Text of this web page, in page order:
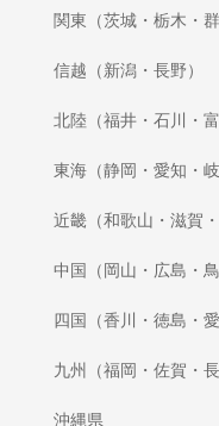
関東（茨城・栃木・
信越（新潟・長野）
北陸（福井・石川・富
東海（静岡・愛知・
近畿（和歌山・滋賀
中国（岡山・広島・
四国（香川・徳島・
九州（福岡・佐賀・
沖縄県